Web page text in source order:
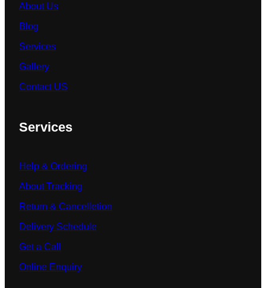
About Us
Blog
Services
Gallery
Contact US
Services
Help & Ordering
About Tracking
Return & Cancelletion
Delivery Schedule
Get a Call
Online Enquiry